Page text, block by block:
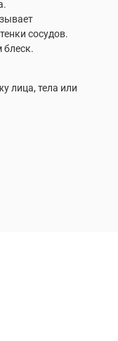
сосудов.
блеск.
лица, тела или